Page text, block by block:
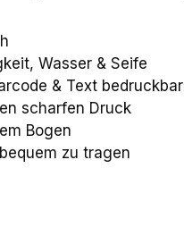
Wasser & Seife
& Text bedruckbar
scharfen Druck
Bogen
zu tragen